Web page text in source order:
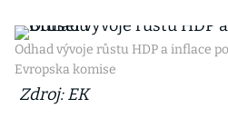
Odhad vývoje růstu HDP a inflace
Evropska komise
Zdroj: EK